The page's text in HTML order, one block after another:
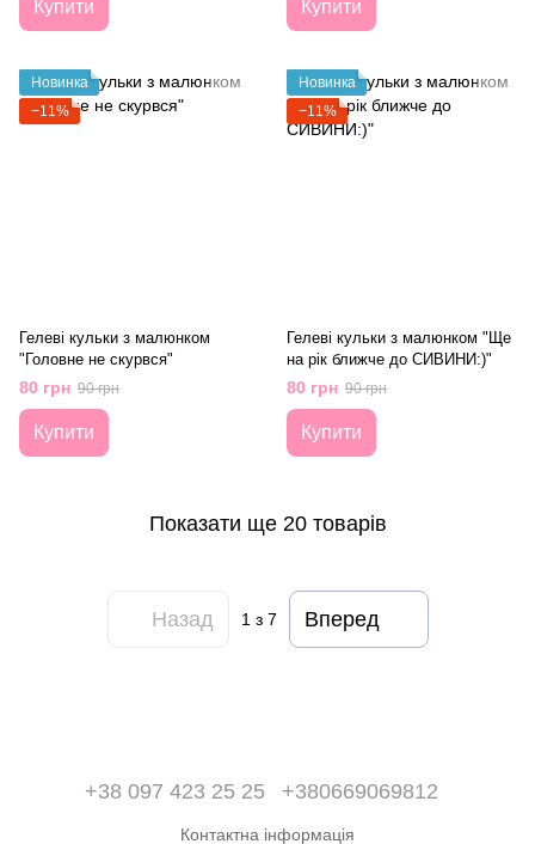
Купити Купити
Новинка
−11%
Гелеві кульки з малюнком
"Головне не скурвся"
80 грн 90 грн
Купити
Новинка
−11%
Гелеві кульки з малюнком "Ще
на рік ближче до СИВИНИ:)"
80 грн 90 грн
Купити
Показати ще 20 товарів
Назад 1 з 7 Вперед
+38 097 423 25 25 +380669069812
Контактна інформація